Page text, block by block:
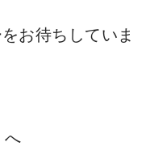
お待ちしていま
へ